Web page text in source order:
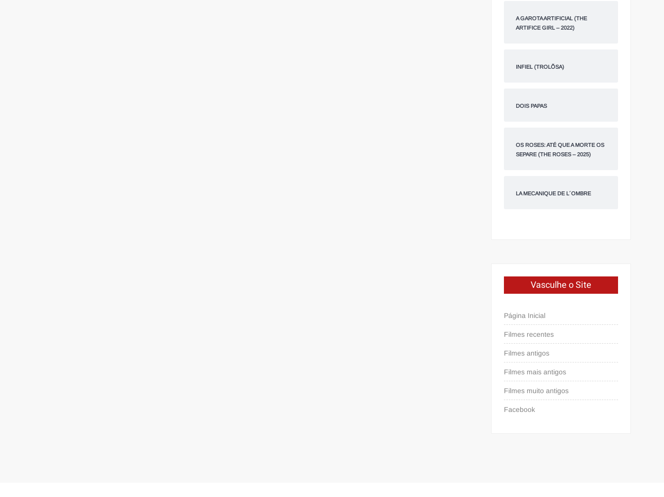
A GAROTA ARTIFICIAL (THE
ARTIFICE GIRL – 2022)
INFIEL (TROLÕSA)
DOIS PAPAS
OS ROSES: ATÉ QUE A MORTE OS
SEPARE (THE ROSES – 2025)
LA MECANIQUE DE L´OMBRE
Vasculhe o Site
Página Inicial
Filmes recentes
Filmes antigos
Filmes mais antigos
Filmes muito antigos
Facebook